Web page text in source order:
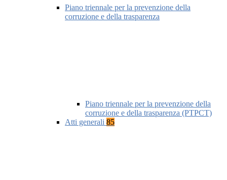
Piano triennale per la prevenzione della
corruzione e della trasparenza
Piano triennale per la prevenzione della
corruzione e della trasparenza (PTPCT)
Atti generali 85